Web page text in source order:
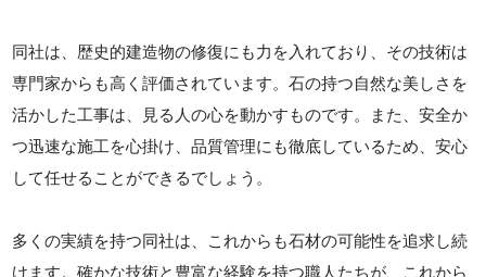
同社は、歴史的建造物の修復にも力を入れており、その技術は
専門家からも高く評価されています。石の持つ自然な美しさを
活かした工事は、見る人の心を動かすものです。また、安全か
つ迅速な施工を心掛け、品質管理にも徹底しているため、安心
して任せることができるでしょう。
多くの実績を持つ同社は、これからも石材の可能性を追求し続
けます。確かな技術と豊富な経験を持つ職人たちが、これから